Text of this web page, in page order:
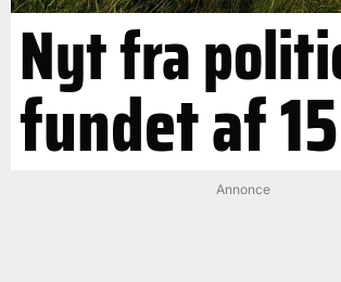
Nyt fra
fundet af
Annonce